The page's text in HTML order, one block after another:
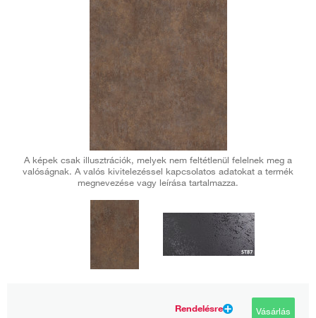
A képek csak illusztrációk, melyek nem feltétlenül felelnek meg a
valóságnak. A valós kivitelezéssel kapcsolatos adatokat a termék
megnevezése vagy leírása tartalmazza.
Rendelésre
Vásárlás